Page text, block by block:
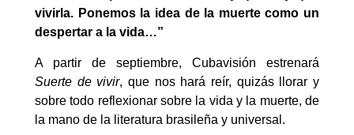
vivirla. Ponemos la idea de la muerte como un
despertar a la vida…”
A partir de septiembre, Cubavisión estrenará
Suerte de vivir, que nos hará reír, quizás llorar y
sobre todo reflexionar sobre la vida y la muerte, de
la mano de la literatura brasileña y universal.